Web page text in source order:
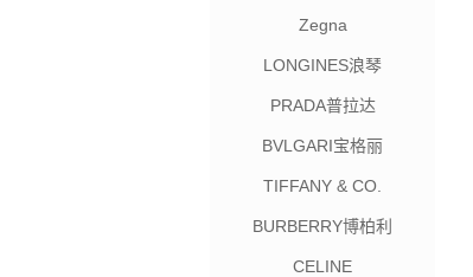
Zegna
LONGINES浪琴
PRADA普拉达
BVLGARI宝格丽
TIFFANY & CO.
BURBERRY博柏利
CELINE